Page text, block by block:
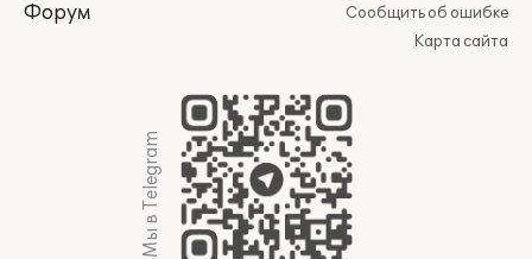
Форум
Сообщить об ошибке
Карта сайта
Мы в Telegram